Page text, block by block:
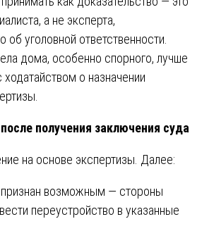
а не эксперта,
уголовной ответственности.
дома, особенно спорного, лучше
о назначении
получения заключения суда
на основе экспертизы. Далее:
признан возможным — стороны
переустройство в указанные